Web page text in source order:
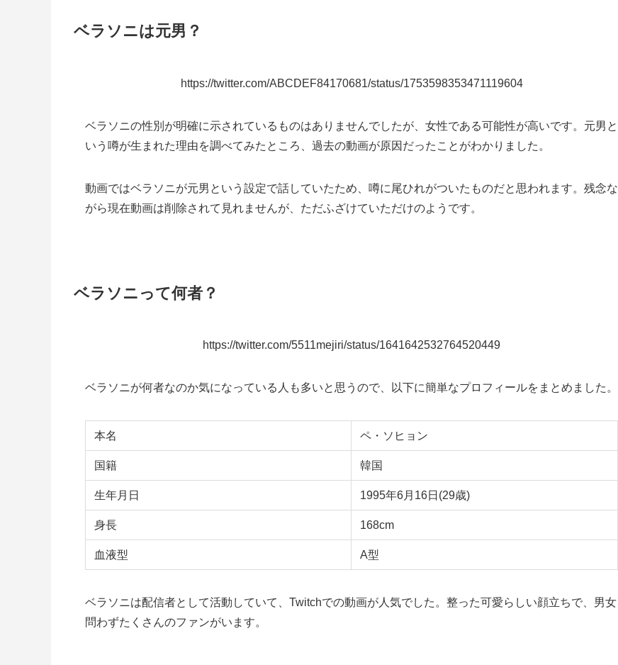
ベラソニは元男？
https://twitter.com/ABCDEF84170681/status/1753598353471119604
ベラソニの性別が明確に示されているものはありませんでしたが、女性である可能性が高いです。元男と
いう噂が生まれた理由を調べてみたところ、過去の動画が原因だったことがわかりました。
動画ではベラソニが元男という設定で話していたため、噂に尾ひれがついたものだと思われます。残念な
がら現在動画は削除されて見れませんが、ただふざけていただけのようです。
ベラソニって何者？
https://twitter.com/5511mejiri/status/1641642532764520449
ベラソニが何者なのか気になっている人も多いと思うので、以下に簡単なプロフィールをまとめました。
本名 ペ・ソヒョン
国籍 韓国
生年月日 1995年6月16日(29歳)
身長 168cm
血液型 A型
ベラソニは配信者として活動していて、Twitchでの動画が人気でした。整った可愛らしい顔立ちで、男女
問わずたくさんのファンがいます。